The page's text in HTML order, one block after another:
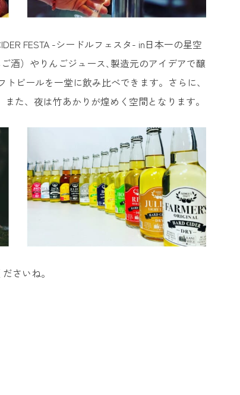
FESTA -シードルフェスタ- in日本一の星空
酒）やりんごジュース､製造元のアイデアで醸
ビールを一堂に飲み比べできます。さらに、
た、夜は竹あかりが煌めく空間となります。
さいね。